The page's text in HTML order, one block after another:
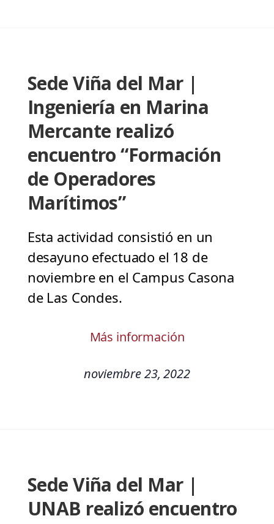
Sede Viña del Mar |
Ingeniería en Marina
Mercante realizó
encuentro “Formación
de Operadores
Marítimos”
Esta actividad consistió en un
desayuno efectuado el 18 de
noviembre en el Campus Casona
de Las Condes.
Más información
noviembre 23, 2022
Sede Viña del Mar |
UNAB realizó encuentro